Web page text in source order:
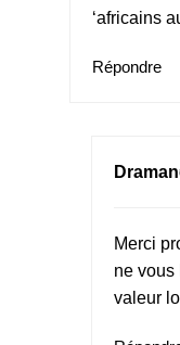
‘africains
Répondre
Merci
ne vous
valeur